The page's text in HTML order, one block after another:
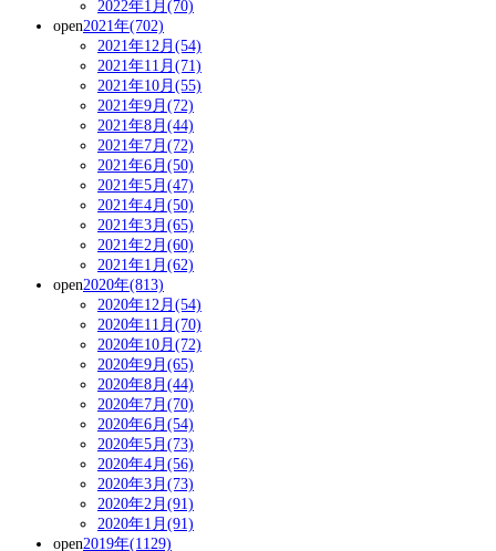
2022年1月(70)
open2021年(702)
2021年12月(54)
2021年11月(71)
2021年10月(55)
2021年9月(72)
2021年8月(44)
2021年7月(72)
2021年6月(50)
2021年5月(47)
2021年4月(50)
2021年3月(65)
2021年2月(60)
2021年1月(62)
open2020年(813)
2020年12月(54)
2020年11月(70)
2020年10月(72)
2020年9月(65)
2020年8月(44)
2020年7月(70)
2020年6月(54)
2020年5月(73)
2020年4月(56)
2020年3月(73)
2020年2月(91)
2020年1月(91)
open2019年(1129)